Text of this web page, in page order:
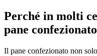
Perché in molti
pane
Il pane confezionato non